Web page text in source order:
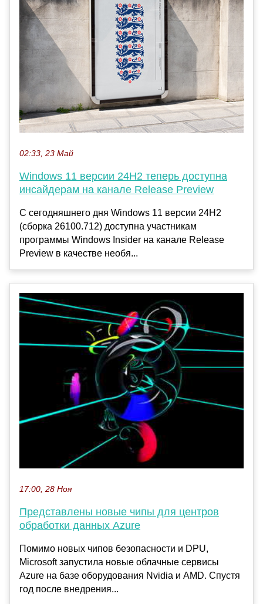
02:33, 23 Май
Windows 11 версии 24H2 теперь доступна
инсайдерам на канале Release Preview
С сегодняшнего дня Windows 11 версии 24H2
(сборка 26100.712) доступна участникам
программы Windows Insider на канале Release
Preview в качестве необя...
17:00, 28 Ноя
Представлены новые чипы для центров
обработки данных Azure
Помимо новых чипов безопасности и DPU,
Microsoft запустила новые облачные сервисы
Azure на базе оборудования Nvidia и AMD. Спустя
год после внедрения...